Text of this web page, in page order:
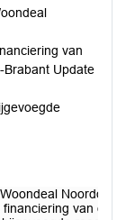
van
Brabant Update
van de